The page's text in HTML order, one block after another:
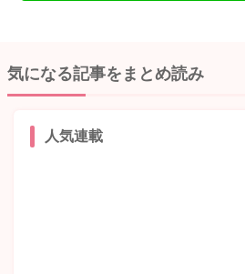
気になる記事をまとめ読み
人気連載